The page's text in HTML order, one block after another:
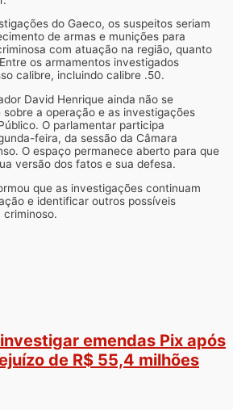
do Gaeco, os suspeitos seriam
de armas e munições para
com atuação na região, quanto
os armamentos investigados
calibre, incluindo calibre .50.
David Henrique ainda não se
a operação e as investigações
O parlamentar participa
feira, da sessão da Câmara
O espaço permanece aberto para que
versão dos fatos e sua defesa.
que as investigações continuam
e identificar outros possíveis
criminoso.
emendas Pix após
de R$ 55,4 milhões